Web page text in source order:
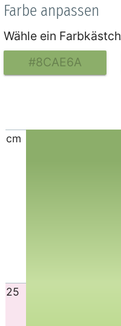
Farbe anpassen
Wähle ein
#8CAE6A
cm
25